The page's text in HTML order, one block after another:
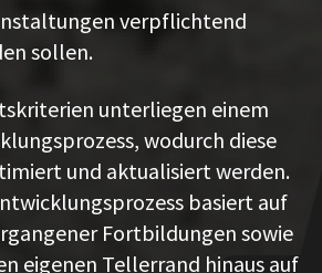
verpflichtend
sollen.
unterliegen einem
wodurch diese
und aktualisiert werden.
basiert auf
Fortbildungen sowie
eigenen Tellerrand hinaus auf